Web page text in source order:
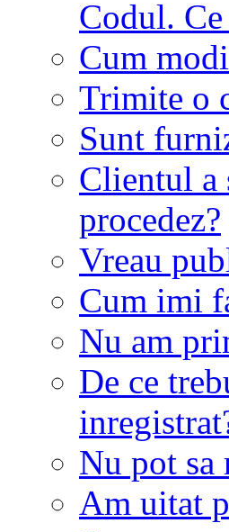
Codul. Ce
Cum
Trimite o
Sunt
Clientul a
procedez?
Vreau
Cum imi
Nu am
De ce
Nu pot sa
Am uitat